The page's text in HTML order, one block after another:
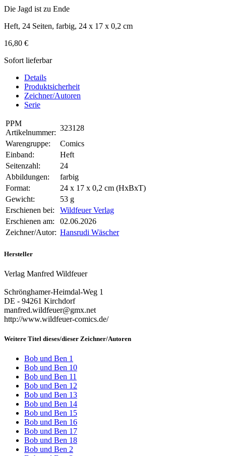
Die Jagd ist zu Ende
Heft, 24 Seiten, farbig, 24 x 17 x 0,2 cm
16,80 €
Sofort lieferbar
Details
Produktsicherheit
Zeichner/Autoren
Serie
PPM
Artikelnummer:
323128
Warengruppe:
Comics
Einband:
Heft
Seitenzahl:
24
Abbildungen:
farbig
Format:
24 x 17 x 0,2 cm (HxBxT)
Gewicht:
53 g
Erschienen bei:
Wildfeuer Verlag
Erschienen am:
02.06.2026
Zeichner/Autor: Hansrudi Wäscher
Hersteller
Verlag Manfred Wildfeuer
Schrönghamer-Heimdal-Weg 1
DE - 94261 Kirchdorf
manfred.wildfeuer@gmx.net
http://www.wildfeuer-comics.de/
Weitere Titel dieses/dieser Zeichner/Autoren
Bob und Ben 1
Bob und Ben 10
Bob und Ben 11
Bob und Ben 12
Bob und Ben 13
Bob und Ben 14
Bob und Ben 15
Bob und Ben 16
Bob und Ben 17
Bob und Ben 18
Bob und Ben 2